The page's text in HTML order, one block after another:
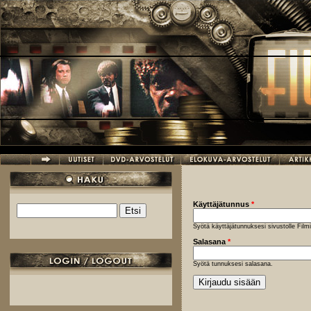
Hyppää pääsisältöön
Hakulomake
Käyttäjätunnus *
Syötä käyttäjätunnuksesi sivustolle
Salasana *
Syötä tunnuksesi salasana.